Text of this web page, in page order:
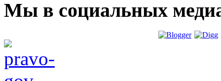
Мы в социальных